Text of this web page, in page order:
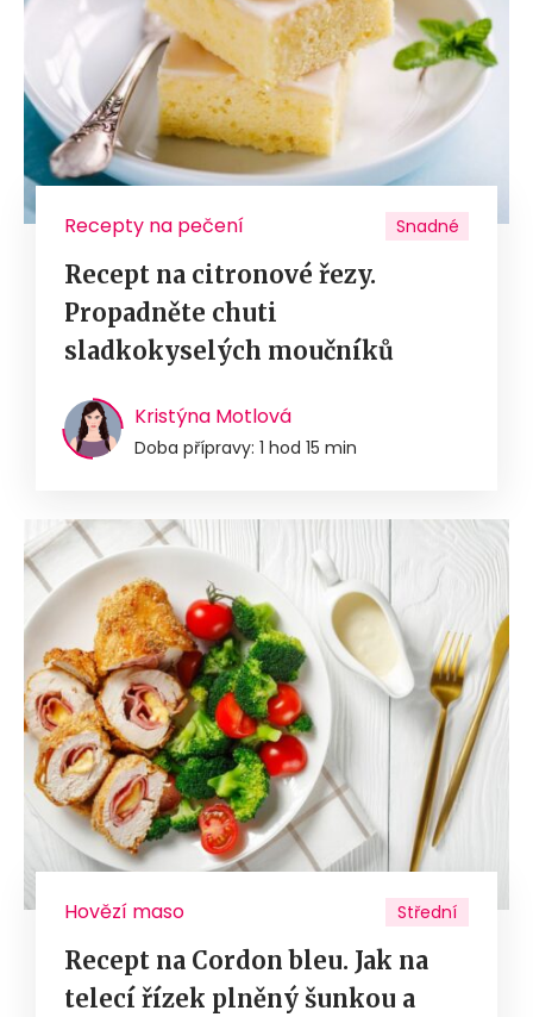
Recepty na pečení Snadné
Recept na citronové řezy.
Propadněte chuti
sladkokyselých moučníků
Kristýna Motlová
Doba přípravy: 1 hod 15 min
Hovězí maso Střední
Recept na Cordon bleu. Jak na
telecí řízek plněný šunkou a